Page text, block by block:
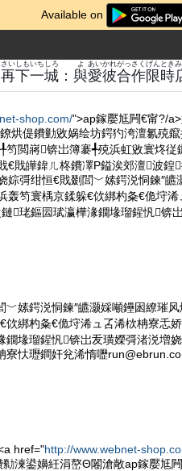
Available on
再
さい
下一
しもいち
城
しろ
： 與
よ
愛
あい
彼
かれ
合作
がっさく
限
げん
時
とき
shop.com/">ap鎵嬮尪闁€甯?/
烘偍鐨勭敓娲绘坊鍔犳洿澶氱殑
笉閲嶈锛岀簿褰╃殑浜虹敓寰炵
€戝皣鍏ㄦ柊鐨凙P鎰涘郊澶波鍠
婃彁绀恒€戝剟閭﹀嫊鍔涚恫鍊″
轰笉寰楀京鍒躲€佽綁杓夈€佹垨
珯鏂囩珷瀛樺湪鐗堟瑠鍟忛锛
﹀嫊鍔涚恫鍊″皫灏婇噸鑸囦繚璀
佽綁杓夈€佹垨浠ュ叾浠栨柟寮忎
鐗堟瑠鍟忛锛岀叐璜嬫彁渚涚増
寮忕瓑鐧奸兊浠惰嚦
href="http://www.webnet-
湅鍙嬶紝涓嶅Θ闂滄敞ap鎵嬮尪